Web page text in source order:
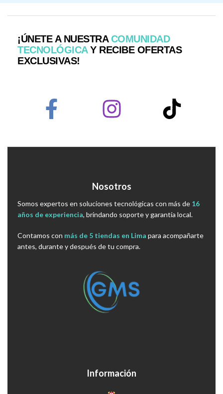
¡ÚNETE A NUESTRACOMUNIDAD
TECNOLÓGICAY RECIBE OFERTAS
EXCLUSIVAS!
Nosotros
Somos expertos en soluciones tecnológicas con más de 16
años de experiencia, brindando soporte y garantía local.
Contamos con más de 5 tiendas en Lima para acompañarte
antes, durante y después de tu compra.
Información